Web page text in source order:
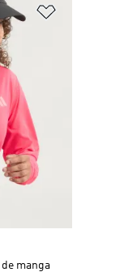
manga